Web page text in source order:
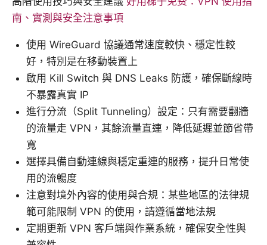
南、實測與安全注意事項
使用 WireGuard 協議通常速度較快、穩定性較
好，特別是在移動裝置上
啟用 Kill Switch 與 DNS Leaks 防護，確保斷線時
不暴露真實 IP
進行分流（Split Tunneling）設定：只有需要翻牆
的流量走 VPN，其餘流量直連，降低延遲並節省帶
寬
選擇具備自動連線與穩定重連的服務，提升日常使
用的流暢度
注意對境外內容的使用與合規：某些地區的法律規
範可能限制 VPN 的使用，請遵循當地法規
定期更新 VPN 客戶端與作業系統，確保安全性與